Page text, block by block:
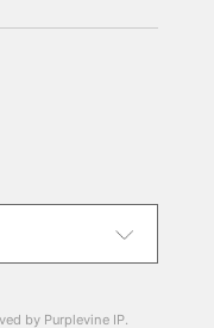
by Purplevine IP.